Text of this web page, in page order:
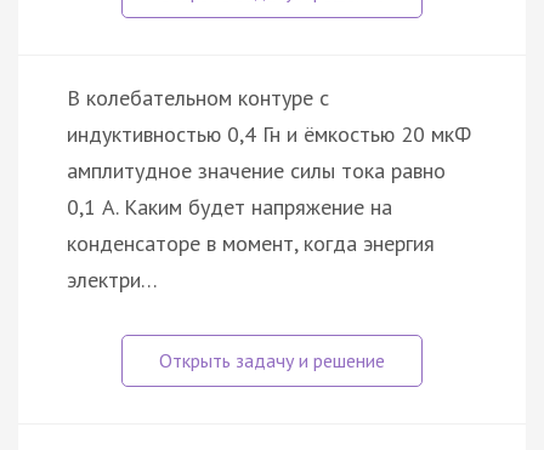
В колебательном контуре с
индуктивностью 0,4 Гн и ёмкостью 20 мкФ
амплитудное значение силы тока равно
0,1 А. Каким будет напряжение на
конденсаторе в момент, когда энергия
электри…